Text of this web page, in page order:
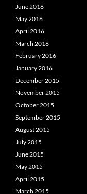
June 2016
May 2016
April 2016
March 2016
February 2016
January 2016
December 2015
November 2015
October 2015
September 2015
August 2015
July 2015
June 2015
May 2015
April 2015
March 2015